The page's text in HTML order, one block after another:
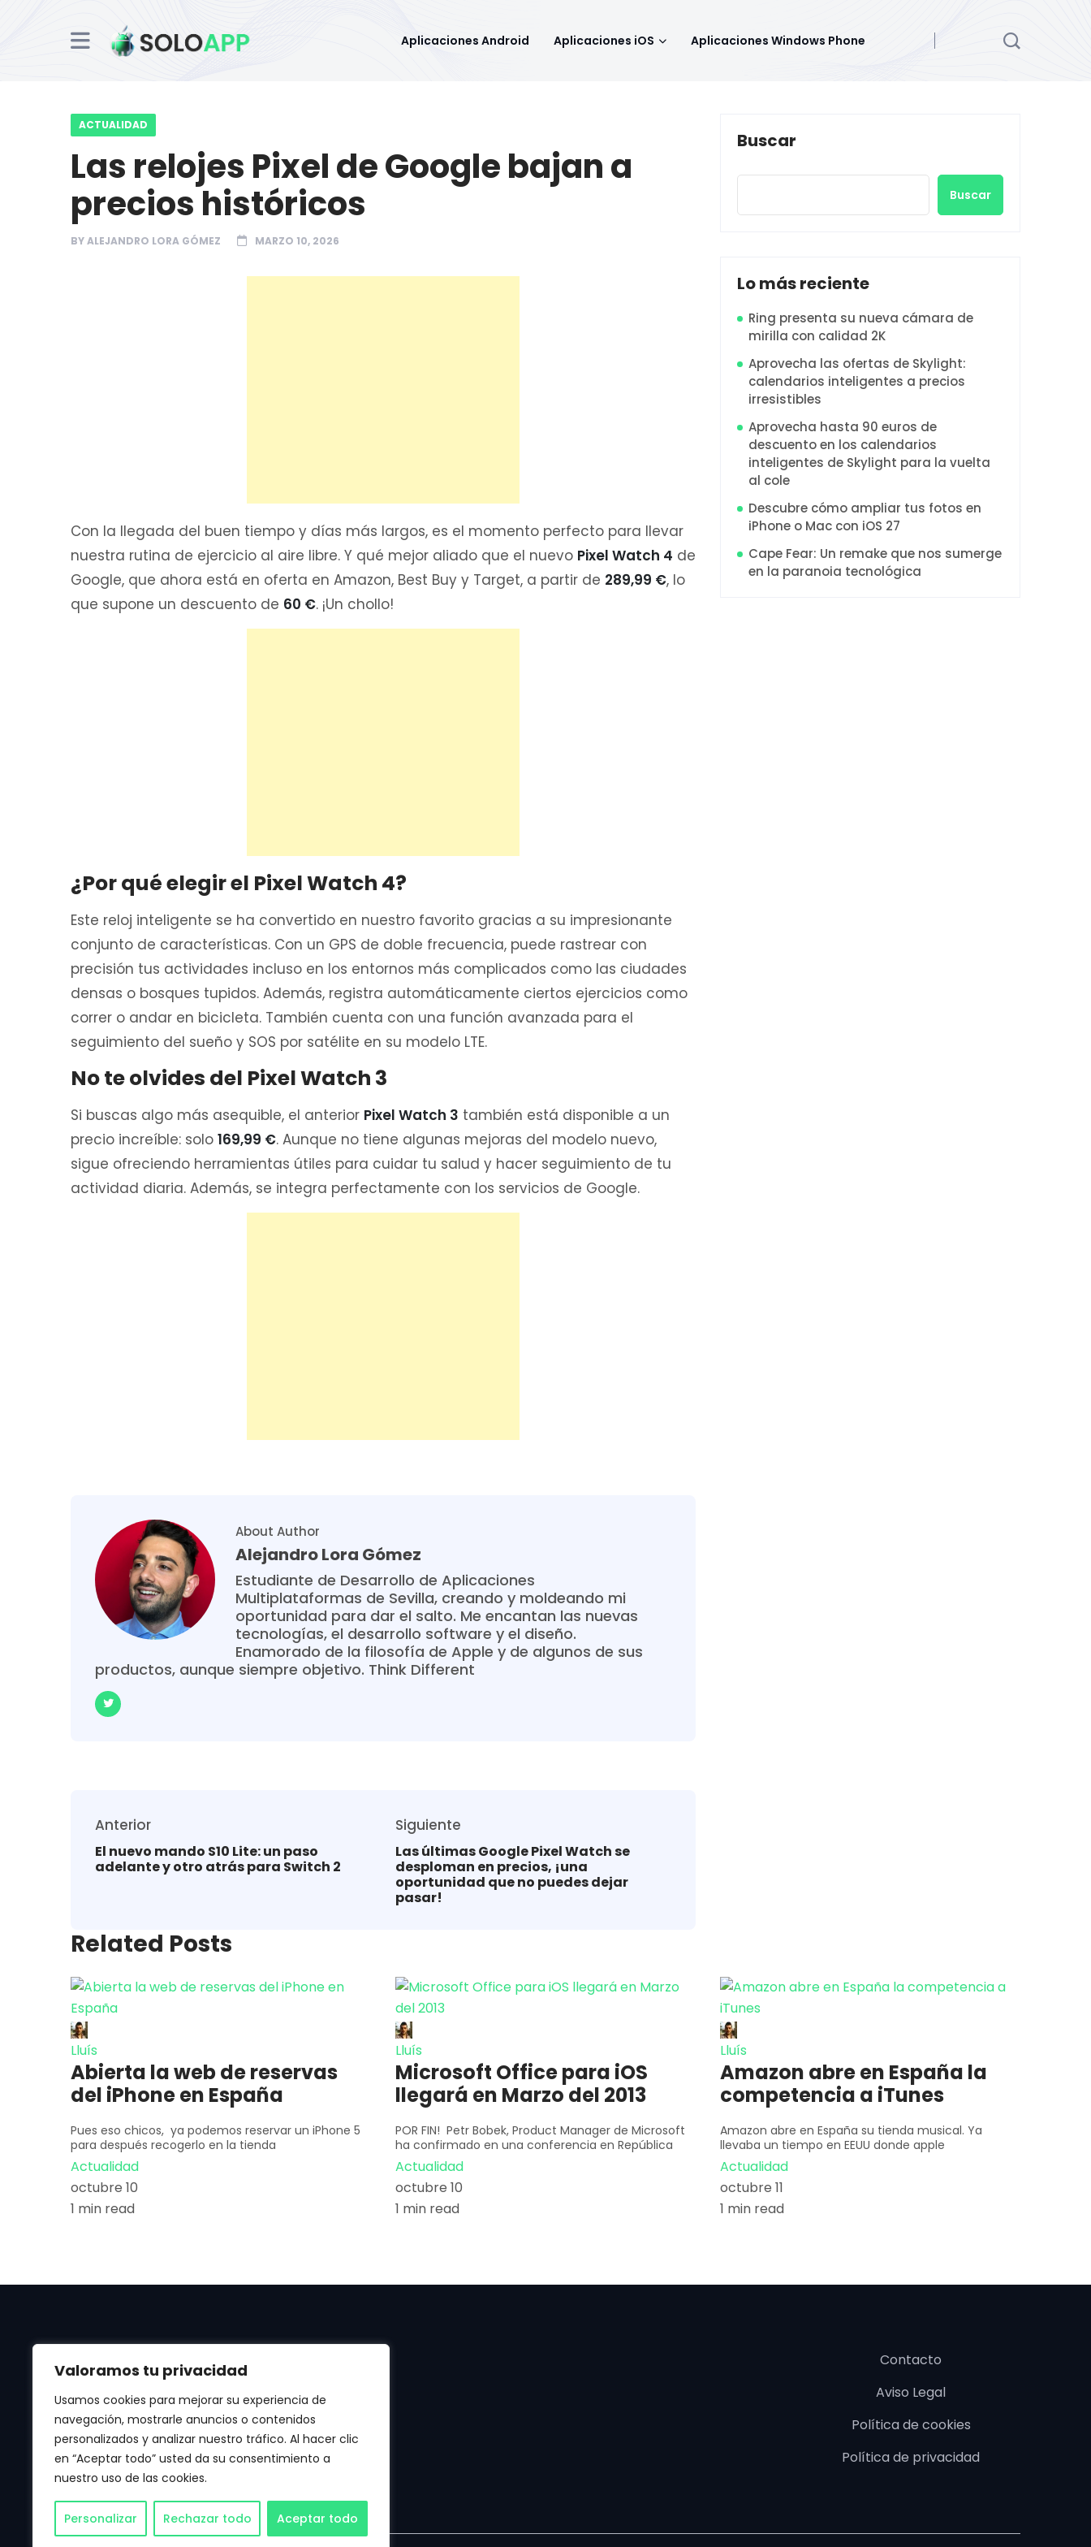
Valoramos tu privacidad
Usamos cookies para mejorar su experiencia de
navegación, mostrarle anuncios o contenidos
personalizados y analizar nuestro tráfico. Al hacer clic
en “Aceptar todo” usted da su consentimiento a
nuestro uso de las cookies.
Personalizar Rechazar todo Aceptar todo
Aplicaciones Android Aplicaciones iOS Aplicaciones Windows Phone
ACTUALIDAD
Las relojes Pixel de Google bajan a
precios históricos
BYALEJANDRO LORA GÓMEZ MARZO 10, 2026
Con la llegada del buen tiempo y días más largos, es el momento perfecto para llevar
nuestra rutina de ejercicio al aire libre. Y qué mejor aliado que el nuevo Pixel Watch 4 de
Google, que ahora está en oferta en Amazon, Best Buy y Target, a partir de 289,99 €, lo
que supone un descuento de 60 €. ¡Un chollo!
¿Por qué elegir el Pixel Watch 4?
Este reloj inteligente se ha convertido en nuestro favorito gracias a su impresionante
conjunto de características. Con un GPS de doble frecuencia, puede rastrear con
precisión tus actividades incluso en los entornos más complicados como las ciudades
densas o bosques tupidos. Además, registra automáticamente ciertos ejercicios como
correr o andar en bicicleta. También cuenta con una función avanzada para el
seguimiento del sueño y SOS por satélite en su modelo LTE.
No te olvides del Pixel Watch 3
Si buscas algo más asequible, el anterior Pixel Watch 3 también está disponible a un
precio increíble: solo 169,99 €. Aunque no tiene algunas mejoras del modelo nuevo,
sigue ofreciendo herramientas útiles para cuidar tu salud y hacer seguimiento de tu
actividad diaria. Además, se integra perfectamente con los servicios de Google.
About Author
Alejandro Lora Gómez
Estudiante de Desarrollo de Aplicaciones
Multiplataformas de Sevilla, creando y moldeando mi
oportunidad para dar el salto. Me encantan las nuevas
tecnologías, el desarrollo software y el diseño.
Enamorado de la filosofía de Apple y de algunos de sus
productos, aunque siempre objetivo. Think Different
Anterior
El nuevo mando S10 Lite: un paso
adelante y otro atrás para Switch 2
Siguiente
Las últimas Google Pixel Watch se
desploman en precios, ¡una
oportunidad que no puedes dejar
pasar!
Buscar
Buscar
Lo más reciente
Ring presenta su nueva cámara de
mirilla con calidad 2K
Aprovecha las ofertas de Skylight:
calendarios inteligentes a precios
irresistibles
Aprovecha hasta 90 euros de
descuento en los calendarios
inteligentes de Skylight para la vuelta
al cole
Descubre cómo ampliar tus fotos en
iPhone o Mac con iOS 27
Cape Fear: Un remake que nos sumerge
en la paranoia tecnológica
Related Posts
Lluís
Abierta la web de reservas
del iPhone en España
Pues eso chicos, ya podemos reservar un iPhone 5
para después recogerlo en la tienda
Actualidad
octubre 10
1 min read
Lluís
Microsoft Office para iOS
llegará en Marzo del 2013
POR FIN! Petr Bobek, Product Manager de Microsoft
ha confirmado en una conferencia en República
Actualidad
octubre 10
1 min read
Lluís
Amazon abre en España la
competencia a iTunes
Amazon abre en España su tienda musical. Ya
llevaba un tiempo en EEUU donde apple
Actualidad
octubre 11
1 min read
Manténte al día de las últimas noticias de
Apple, Android, Aplicaciones, Juegos, IA y
Contacto
Aviso Legal
Política de cookies
Política de privacidad